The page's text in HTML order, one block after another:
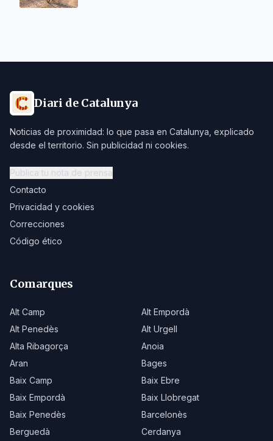
Diari de Catalunya
Noticias de proximidad: lo que pasa en Catalunya, explicado
desde el territorio. Sin publicidad ni cookies.
Publica tu nota de prensa
Contacto
Privacidad y cookies
Correcciones
Código ético
Comarques
Alt Camp
Alt Empordà
Alt Penedès
Alt Urgell
Alta Ribagorça
Anoia
Aran
Bages
Baix Camp
Baix Ebre
Baix Empordà
Baix Llobregat
Baix Penedès
Barcelonès
Berguedà
Cerdanya